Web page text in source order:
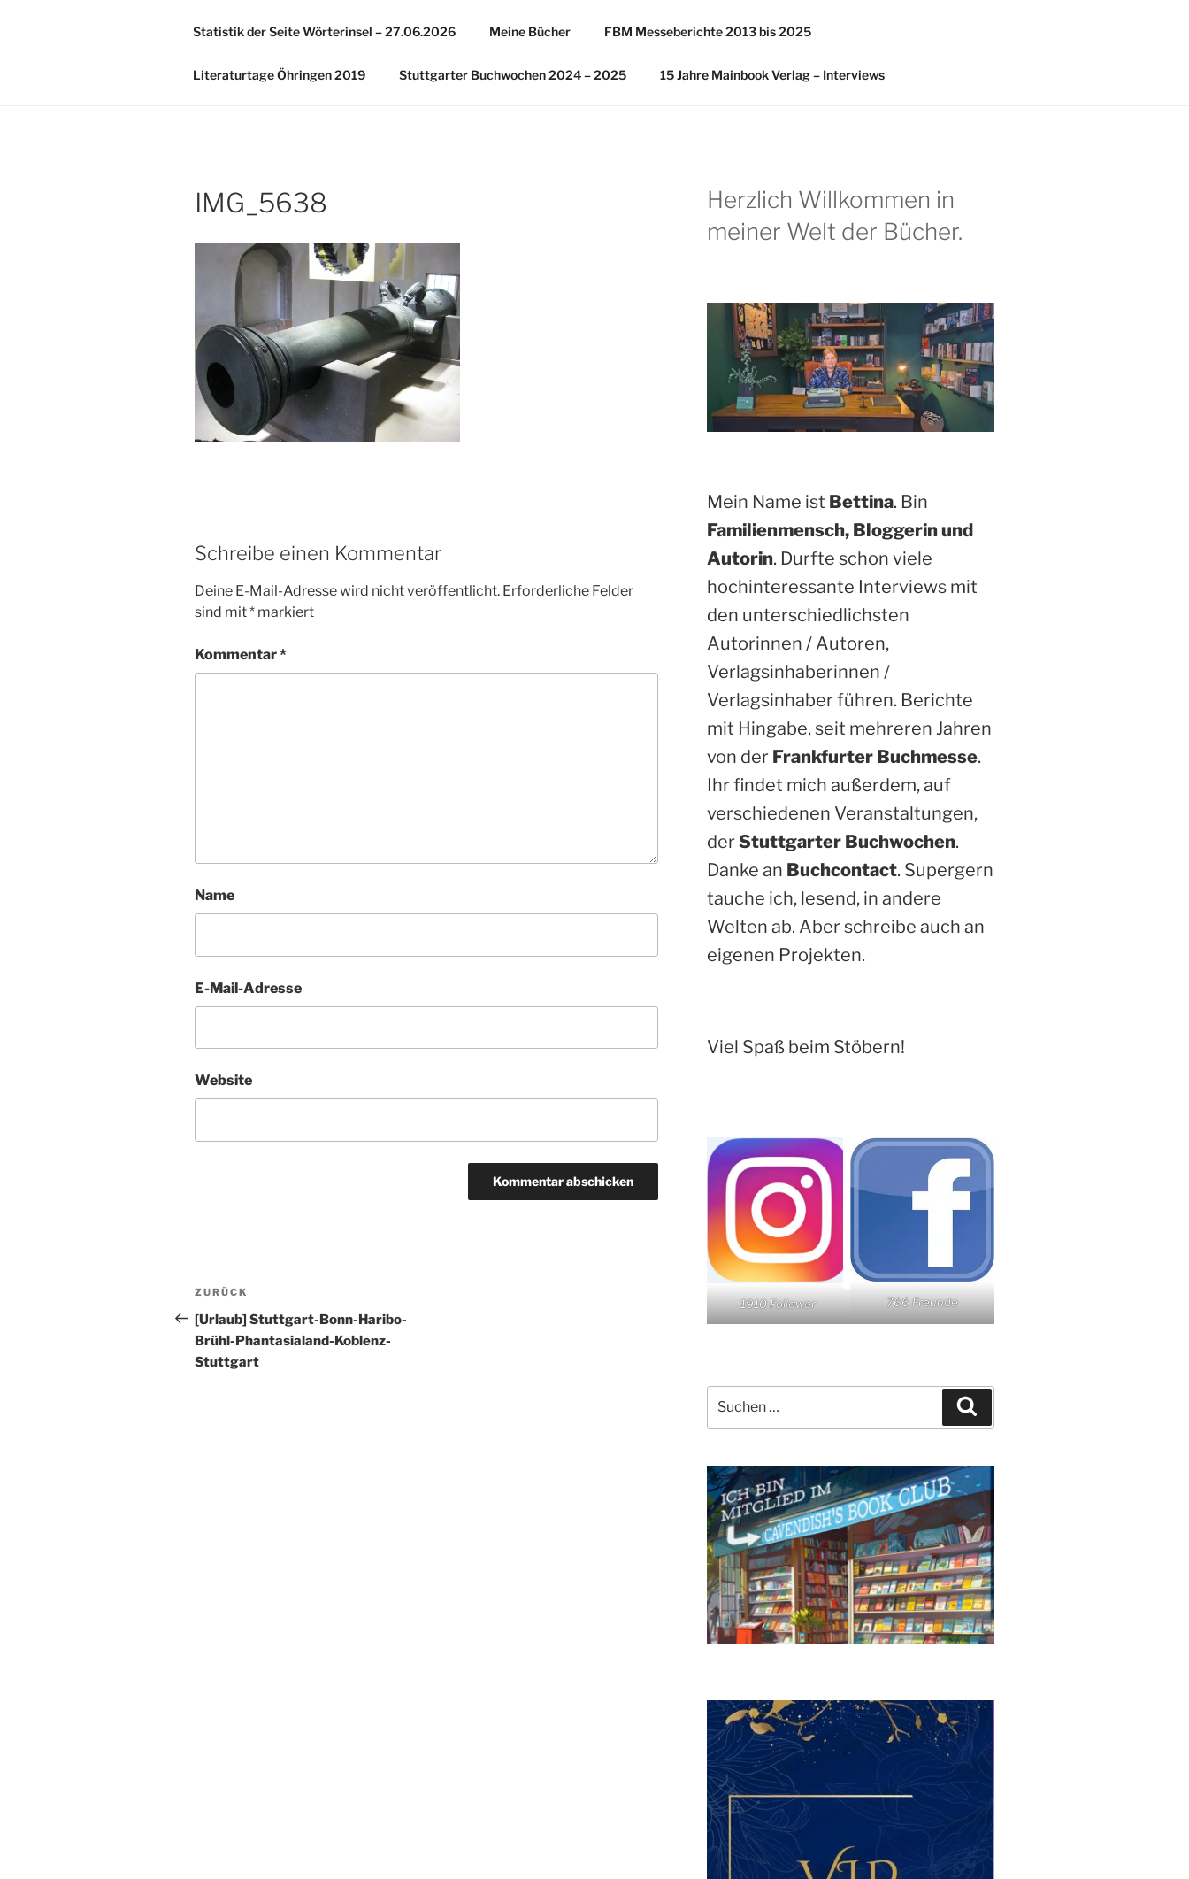
Statistik der Seite Wörterinsel – 27.06.2026 Meine Bücher FBM Messeberichte 2013 bis 2025
Literaturtage Öhringen 2019 Stuttgarter Buchwochen 2024 – 2025 15 Jahre Mainbook Verlag – Interviews
IMG_5638
Schreibe einen Kommentar
Deine E-Mail-Adresse wird nicht veröffentlicht. Erforderliche Felder
sind mit* markiert
Kommentar*
Name
E-Mail-Adresse
Website
Beitragsnavigation
Vorheriger
Beitrag
ZURÜCK
[Urlaub] Stuttgart-Bonn-Haribo-
Brühl-Phantasialand-Koblenz-
Stuttgart
Herzlich Willkommen in
meiner Welt der Bücher.
Mein Name ist Bettina. Bin
Familienmensch, Bloggerin und
Autorin. Durfte schon viele
hochinteressante Interviews mit
den unterschiedlichsten
Autorinnen / Autoren,
Verlagsinhaberinnen /
Verlagsinhaber führen. Berichte
mit Hingabe, seit mehreren Jahren
von der Frankfurter Buchmesse.
Ihr findet mich außerdem, auf
verschiedenen Veranstaltungen,
derStuttgarter Buchwochen.
Danke an Buchcontact. Supergern
tauche ich, lesend, in andere
Welten ab. Aber schreibe auch an
eigenen Projekten.
Viel Spaß beim Stöbern!
1910 Follower 766 Freunde
nach: